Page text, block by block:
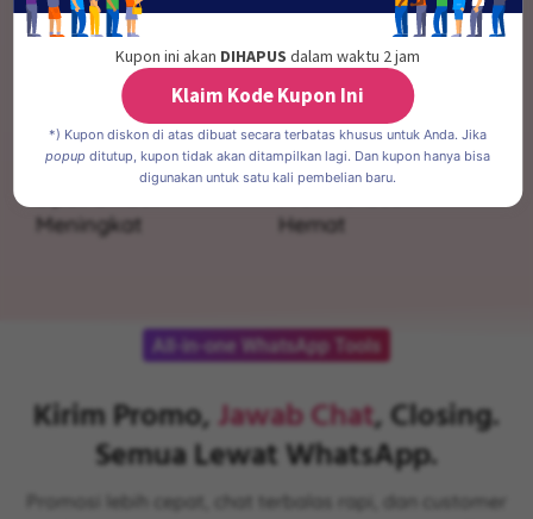
Satu nomor, bisa akses pakai App dan API secara
bersamaan tanpa perlu beli nomor baru.
Meningkat
3x
Hemat
50%
All-in-one WhatsApp Tools
Kirim Promo, Jawab Chat, Closing.
Semua Lewat WhatsApp.
Promosi lebih cepat, chat terbalas rapi, dan customer
Kupon ini akan DIHAPUS dalam waktu 2 jam
Klaim Kode Kupon Ini
*) Kupon diskon di atas dibuat secara terbatas khusus untuk Anda. Jika
popup ditutup, kupon tidak akan ditampilkan lagi. Dan kupon hanya bisa
digunakan untuk satu kali pembelian baru.